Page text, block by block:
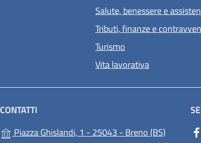
Salute, benessere e
Tributi, finanze e
Turismo
Vita lavorativa
CONTATTI
Piazza Ghislandi, 1 - 25043 - Breno (BS) (apre